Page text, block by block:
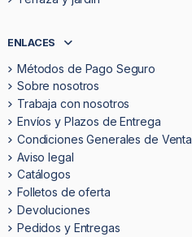
ENLACES
Métodos de Pago Seguro
Sobre nosotros
Trabaja con nosotros
Envíos y Plazos de Entrega
Condiciones Generales de Venta
Aviso legal
Catálogos
Folletos de oferta
Devoluciones
Pedidos y Entregas